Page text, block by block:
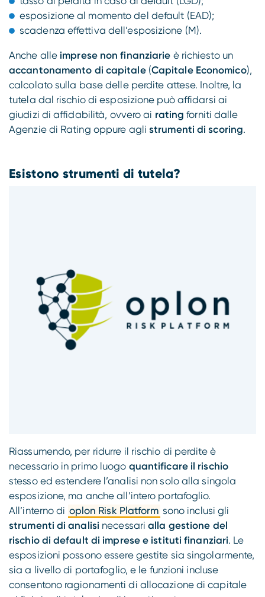
esposizione al momento del default (EAD);
scadenza effettiva dell’esposizione (M).
Anche alle imprese non finanziarie è richiesto un
accantonamento di capitale(Capitale Economico),
calcolato sulla base delle perdite attese. Inoltre, la
tutela dal rischio di esposizione può affidarsi ai
giudizi di affidabilità, ovvero ai rating forniti dalle
Agenzie di Rating oppure aglistrumenti di scoring.
Esistono strumenti di tutela?
Riassumendo, per ridurre il rischio di perdite è
necessario in primo luogo quantificare il rischio
stesso ed estendere l’analisi non solo alla singola
esposizione, ma anche all’intero portafoglio.
All’interno di oplon Risk Platform sono inclusi gli
strumenti di analisi necessarialla gestione del
rischio di default di imprese e istituti finanziari. Le
esposizioni possono essere gestite sia singolarmente,
sia a livello di portafoglio, e le funzioni incluse
consentono ragionamenti di allocazione di capitale